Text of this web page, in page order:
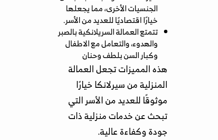
الجنسيات الأخرى، مما يجعلها
خيارًا اقتصاديًا للعديد من الأسر.
تتمتع العمالة السريلانكية بالصبر
والهدوء، والتعامل مع الاطفال
وكبار السن بلطف وحنان
هذه المميزات تجعل العمالة
المنزلية من سيرلانكا خيارًا
موثوقًا للعديد من الأسر التي
تبحث عن خدمات منزلية ذات
جودة وكفاءة عالية.